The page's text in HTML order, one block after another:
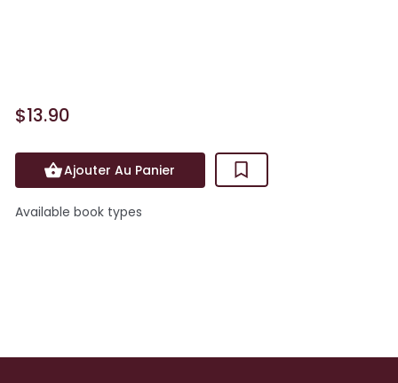
$13.90
Ajouter Au Panier
Available book types